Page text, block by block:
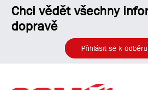
Chci vědět všechny
dopravě
Přihlásit se k odběru